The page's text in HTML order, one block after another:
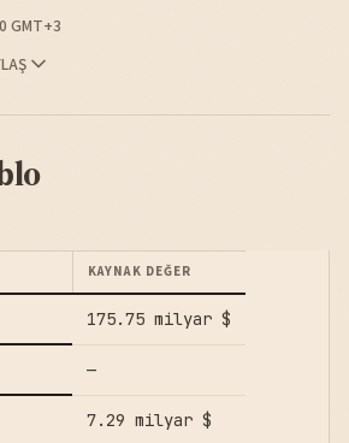
GMT+3
KAYNAK DEĞER
175.75 milyar $
—
7.29 milyar $